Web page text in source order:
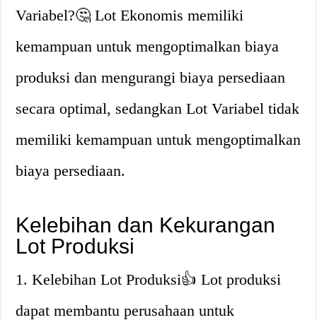
Variabel?🤔 Lot Ekonomis memiliki
kemampuan untuk mengoptimalkan biaya
produksi dan mengurangi biaya persediaan
secara optimal, sedangkan Lot Variabel tidak
memiliki kemampuan untuk mengoptimalkan
biaya persediaan.
Kelebihan dan Kekurangan
Lot Produksi
1. Kelebihan Lot Produksi👍 Lot produksi
dapat membantu perusahaan untuk